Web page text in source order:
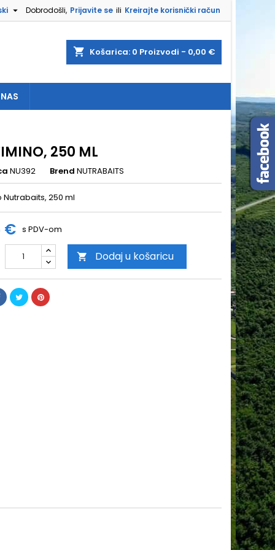
Dobrodošli, Prijavite se ili Kreirajte korisnički račun

shopping_cart Košarica: 0 Proizvodi - 0,00 €
250 ML
NU392 Brend NUTRABAITS
Nutrabaits, 250 ml
€ s PDV-om
 Dodaj u košaricu